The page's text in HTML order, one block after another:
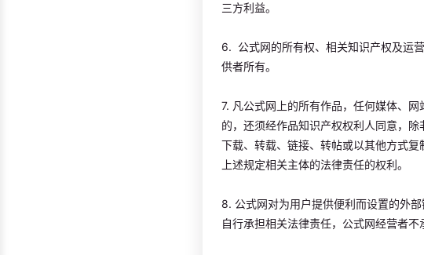
三方利益。
6. 公式网的所有权、相关知识产权及运
供者所有。
7. 凡公式网上的所有作品，任何媒体、
的，还须经作品知识产权权利人同意，
下载、转载、链接、转帖或以其他方式
上述规定相关主体的法律责任的权利。
8. 公式网对为用户提供便利而设置的外
自行承担相关法律责任，公式网经营者不